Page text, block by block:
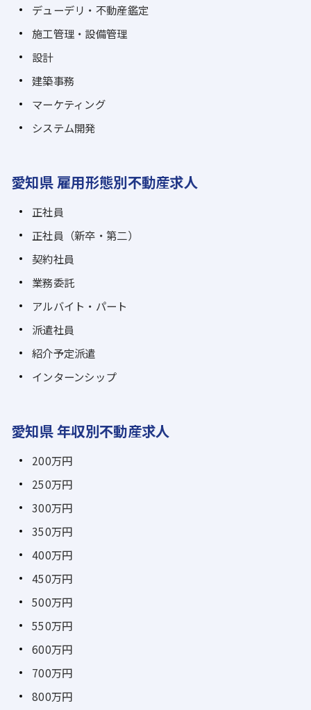
デューデリ・不動産鑑定
施工管理・設備管理
設計
建築事務
マーケティング
システム開発
愛知県 雇用形態別不動産求人
正社員
正社員（新卒・第二）
契約社員
業務委託
アルバイト・パート
派遣社員
紹介予定派遣
インターンシップ
愛知県 年収別不動産求人
200万円
250万円
300万円
350万円
400万円
450万円
500万円
550万円
600万円
700万円
800万円